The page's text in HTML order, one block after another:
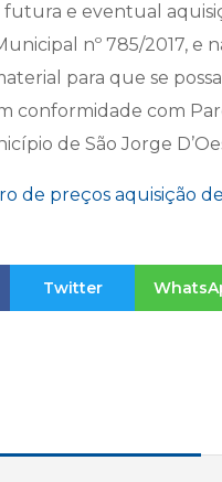
futura e eventual
nº 785/2017,
para que se
conformidade com
de São Jorge
de preços aquisição
Twitter